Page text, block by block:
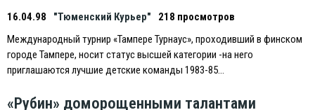
16.04.98 "Тюменский Курьер"
218 просмотров
Международный турнир «Тампере Турнаус», проходивший в финском
городе Тампере, носит статус высшей категории -на него
приглашаются лучшие детские команды 1983-85…
«Рубин» доморощенными талантами